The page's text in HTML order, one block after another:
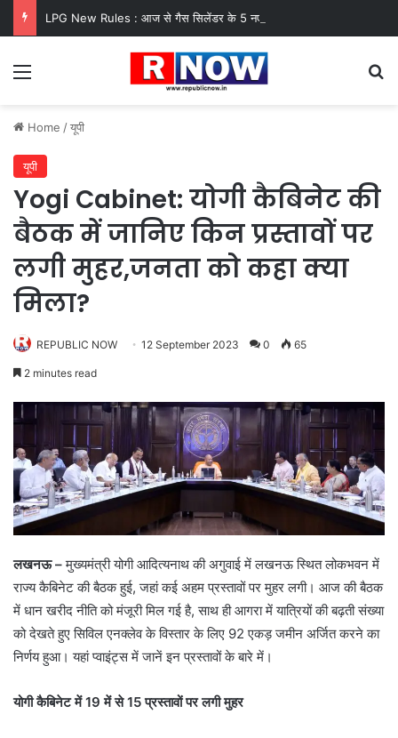
Menu
Home /यूपी
यूपी
Yogi Cabinet: योगी कैबिनेट की
बैठक में जानिए किन प्रस्तावों पर
लगी मुहर,जनता को कहा क्या
मिला?
REPUBLIC NOW 12 September 2023 0 65
2 minutes read
लखनऊ –मुख्यमंत्री योगी आदित्यनाथ की अगुवाई में लखनऊ स्थित लोकभवन में
राज्य कैबिनेट की बैठक हुई, जहां कई अहम प्रस्तावों पर मुहर लगी। आज की बैठक
में धान खरीद नीति को मंजूरी मिल गई है, साथ ही आगरा में यात्रियों की बढ़ती संख्या
को देखते हुए सिविल एनक्लेव के विस्तार के लिए 92 एकड़ जमीन अर्जित करने का
निर्णय हुआ। यहां प्वाइंट्स में जानें इन प्रस्तावों के बारे में।
योगी कैबिनेट में 19 में से 15 प्रस्तावों पर लगी मुहर